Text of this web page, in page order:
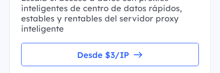
inteligentes de centro de datos rápidos,
estables y rentables del servidor proxy
inteligente
Desde $3/IP